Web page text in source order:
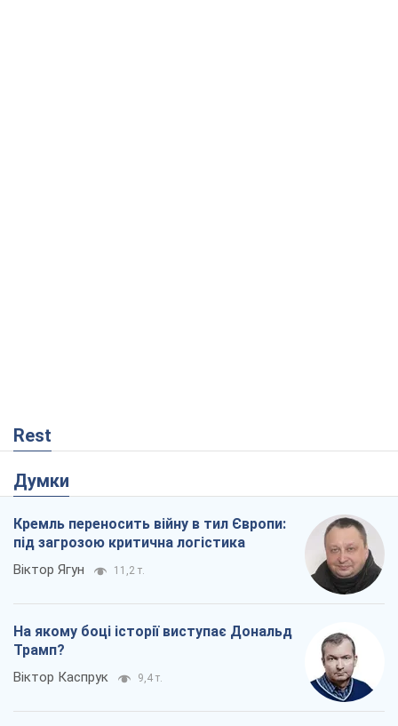
Rest
Думки
Кремль переносить війну в тил Європи:
під загрозою критична логістика
Віктор Ягун 11,2 т.
На якому боці історії виступає Дональд
Трамп?
Віктор Каспрук 9,4 т.